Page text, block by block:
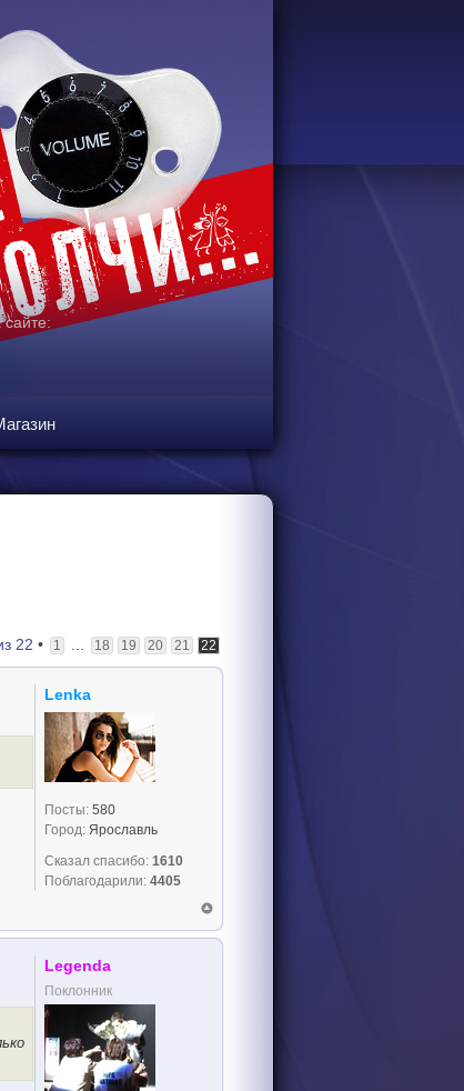
22 • 1 ... 18 19 20 21 22
Lenka
Посты: 580
Город: Ярославль
Сказал спасибо: 1610
Поблагодарили: 4405
Legenda
Поклонник